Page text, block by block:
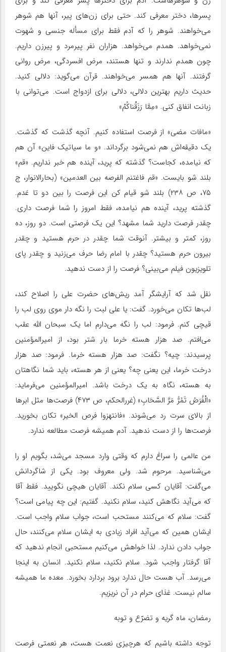
پسرها، دختر معرفی کند. حتی برای زن‌های پیر، آنها هم شوهر
می‌خواهند. شوهر را که آدم فقط برای مسأله جنسی و شهوت
نمی‌خواهد. همدم می‌خواهد. هزاران نفر پیرمرد و پیرزن داریم.
چون همدم ندارند و تنها هستند، مرض افسردگی، مرض روانی
گرفتند. آنها هم همسر می‌خواهند. قرآن می‌گوید: دلالی کنید.
حدیث داریم بهترین دلالی، دلالی برای ازدواج است. می‌توانی با
زبانت انفاق کنی. «مِمَّا رَزَقْناکُمْ»
«مافات‏ مضی» از فرصت استفاده کنیم. آنچه گذشت که گذشت.
یک دقیقه‌اش هم نمی‌شود برگرداند. «و ما سیاتیک فاین» آن هم
که نیامده، کجاست؟ گذشته که پرید، آینده هم خبر نداریم. «قم»
بلند شو بایست. «قم فاغتنم الفرصه بین العدمین»‏ (بحارالانوار، ج
۷۵، ص ۲۳۸) بلند شو قیام کن این فرصت را بین دو تا عَدم.
گذشته پرید، آینده هم نیامده، فقط امروز را شما فرصت داری.
چقدر فرصت دارید شما مشهد؟ این یک فرصتی است. دو روز، ده
روز، کمتر و بیشتر. آنوقت شما چقدر در حرم هستید و چقدر
بیرون حرم هستید؟ چقدر با امام رضا حرف می‌زنید و چقدر پای
تلویزیون فیلم می‌بینی؟ فرصت را از دست ندهید.
نقل شد که آرایشگر آمد ریش‌های حضرت علی را اصلاح کند،
لب‌ها تکان می‌خورد. گفت: یا علی لبت را نگه دار موی روی لب را
قیچی کنم. فرمود: لب را نگه می‌دارم اما یک سبحان الله عقب
می‌افتم. صد هزار هسته خرما بار شتر بود، از امیرالمؤمنین
پرسیدند: چیه؟ نگفت: صد هزار هسته خرما. فرمود: صد هزار
درخت خرما، این یعنی چه؟ یعنی از هر هسته، باید شما نگاهتان
به هسته، نگاه به یک درخت باشد. امیرالمؤمنین می‌فرماید:
«الْفُرَصُ تَمُرُّ مَرَّ السَّحَابِ‏» (غررالحکم، ص ۴۷۳) فرصت‌ها مثل ابرها
از بالای سرت رد می‌شوند. «فانتهزوا فرص الخیر» تکان بخورید.
فرصت‌ها را از دست ندهید. آدم همیشه فرصت مطالعه ندارد.
من عالمی را سراغ دارم که وقتی وارد مسجد می‌شد، بگویم او را
می‌شناسید. مرحوم شد. ولی معروف بود. یکی از شاگردانش
می‌گفت: آقایان کسی سلام نکند. آقایان هیچی نگویید. فقط آقا
که می‌آید نگاهش کنید، سلام نکنید. گفتیم: این چه پیامی است؟
گفت: سلام که می‌کنند مستحب است، جواب سلام واجب است.
ایشان همین که می‌آید افراد زیادی به ایشان سلام می‌کنند، حال
جواب دادن ندارد. لذا خواهش می‌کنیم مستحبی انجام ندهید که
آقا گرفتار واجب شود. سلام نکنید، سلام نکنید. انسان به اینجا
می‌رسد. آب هست حال ندارد برود بردارد بخورد. معده ما همیشه
سالم نیست. غذای حرام در آن نریزیم.
رمضان، ماه گریه و تضرّع و توبه
توجه داشته باشیم که هرچیزی نعمت هست، هر نعمتی فرصت